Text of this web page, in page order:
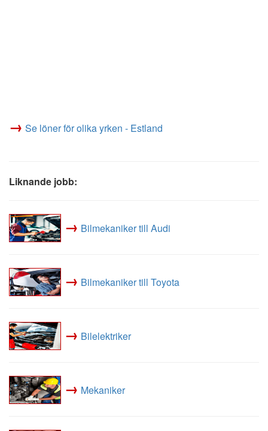
→ Se löner för olika yrken - Estland
Liknande jobb:
→ Bilmekaniker till Audi
→ Bilmekaniker till Toyota
→ Bilelektriker
→ Mekaniker